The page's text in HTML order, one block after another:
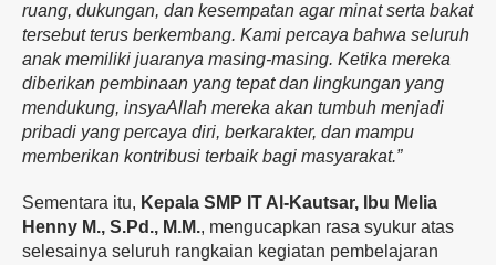
ruang, dukungan, dan kesempatan agar minat serta bakat
tersebut terus berkembang. Kami percaya bahwa seluruh
anak memiliki juaranya masing-masing. Ketika mereka
diberikan pembinaan yang tepat dan lingkungan yang
mendukung, insyaAllah mereka akan tumbuh menjadi
pribadi yang percaya diri, berkarakter, dan mampu
memberikan kontribusi terbaik bagi masyarakat.”
Sementara itu, Kepala SMP IT Al-Kautsar, Ibu Melia
Henny M., S.Pd., M.M., mengucapkan rasa syukur atas
selesainya seluruh rangkaian kegiatan pembelajaran